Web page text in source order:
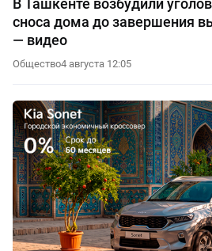
В Ташкенте возбудили
сноса дома до завершения
— видео
Общество4 августа 12:05